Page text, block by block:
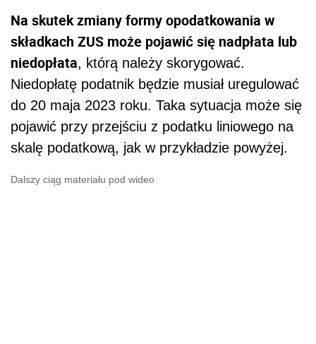
Na skutek zmiany formy opodatkowania w
składkach ZUS może pojawić się nadpłata lub
niedopłata, którą należy skorygować.
Niedopłatę podatnik będzie musiał uregulować
do 20 maja 2023 roku. Taka sytuacja może się
pojawić przy przejściu z podatku liniowego na
skalę podatkową, jak w przykładzie powyżej.
Dalszy ciąg materiału pod wideo